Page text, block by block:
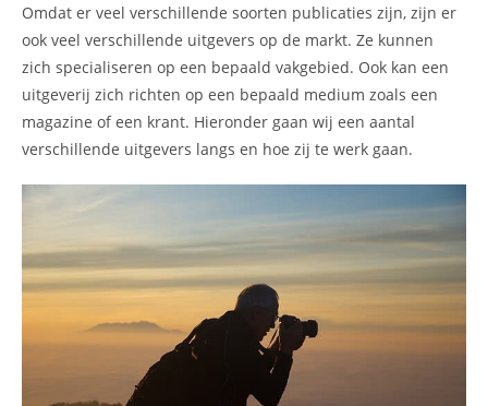
Omdat er veel verschillende soorten publicaties zijn, zijn er
ook veel verschillende uitgevers op de markt. Ze kunnen
zich specialiseren op een bepaald vakgebied. Ook kan een
uitgeverij zich richten op een bepaald medium zoals een
magazine of een krant. Hieronder gaan wij een aantal
verschillende uitgevers langs en hoe zij te werk gaan.